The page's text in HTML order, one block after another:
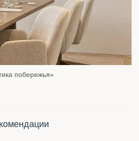
побережья»